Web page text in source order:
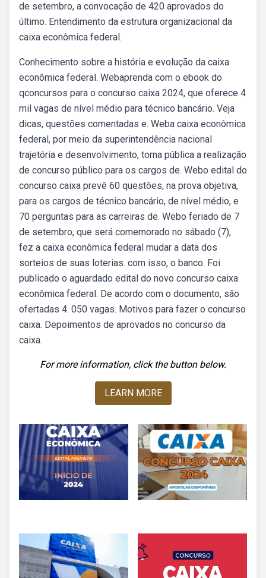
de setembro, a convocação de 420 aprovados do
último. Entendimento da estrutura organizacional da
caixa econômica federal.
Conhecimento sobre a história e evolução da caixa
econômica federal. Webaprenda com o ebook do
qconcursos para o concurso caixa 2024, que oferece 4
mil vagas de nível médio para técnico bancário. Veja
dicas, questões comentadas e. Weba caixa econômica
federal, por meio da superintendência nacional
trajetória e desenvolvimento, torna pública a realização
de concurso público para os cargos de. Webo edital do
concurso caixa prevê 60 questões, na prova objetiva,
para os cargos de técnico bancário, de nível médio, e
70 perguntas para as carreiras de. Webo feriado de 7
de setembro, que será comemorado no sábado (7),
fez a caixa econômica federal mudar a data dos
sorteios de suas loterias. com isso, o banco. Foi
publicado o aguardado edital do novo concurso caixa
econômica federal. De acordo com o documento, são
ofertadas 4. 050 vagas. Motivos para fazer o concurso
caixa. Depoimentos de aprovados no concurso da
caixa.
For more information, click the button below.
LEARN MORE